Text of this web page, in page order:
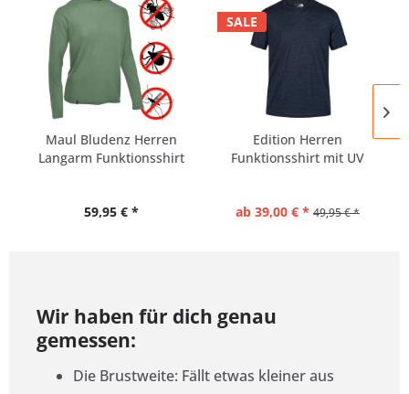
Maul Bludenz Herren
Langarm Funktionsshirt
59,95 € *
SALE
Edition Herren
Funktionsshirt mit UV
ab 39,00 € * 49,95 € *
Wir haben für dich genau
gemessen:
Die Brustweite: Fällt etwas kleiner aus